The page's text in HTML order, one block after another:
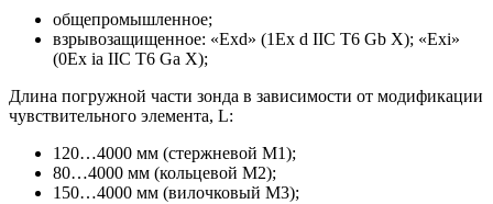
общепромышленное;
взрывозащищенное: «Ехd» (1Ех d IIC T6 Gb X); «Ехi»
(0Ех ia IIC T6 Ga X);
Длина погружной части зонда в зависимости от модификации
чувствительного элемента, L:
120…4000 мм (стержневой М1);
80…4000 мм (кольцевой М2);
150…4000 мм (вилочковый М3);